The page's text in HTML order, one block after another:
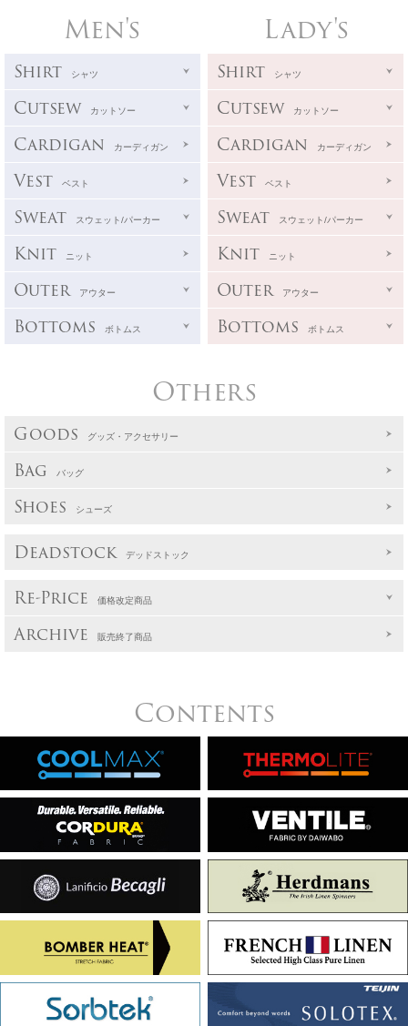
Men's
Shirt シャツ
Cutsew カットソー
Cardigan カーディガン
Vest ベスト
Sweat スウェット/パーカー
Knit ニット
Outer アウター
Bottoms ボトムス
Lady's
Shirt シャツ
Cutsew カットソー
Cardigan カーディガン
Vest ベスト
Sweat スウェット/パーカー
Knit ニット
Outer アウター
Bottoms ボトムス
Others
Goods グッズ・アクセサリー
Bag バッグ
Shoes シューズ
Deadstock デッドストック
Re-Price 価格改定商品
Archive 販売終了商品
Contents